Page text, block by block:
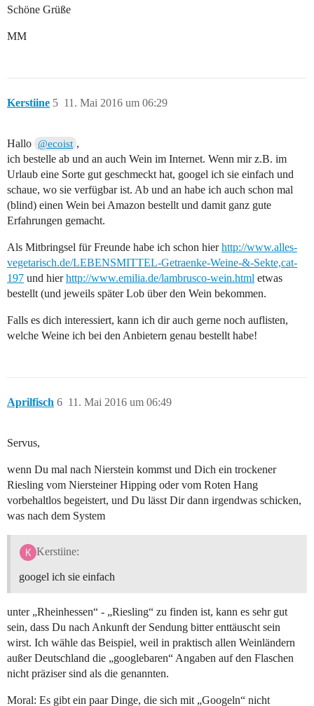
Schöne Grüße
MM
Kerstiine 11. Mai 2016 um 06:29
5
Hallo @ecoist ,
ich bestelle ab und an auch Wein im Internet. Wenn mir z.B. im
Urlaub eine Sorte gut geschmeckt hat, googel ich sie einfach und
schaue, wo sie verfügbar ist. Ab und an habe ich auch schon mal
(blind) einen Wein bei Amazon bestellt und damit ganz gute
Erfahrungen gemacht.
Als Mitbringsel für Freunde habe ich schon hierhttp://www.alles-
vegetarisch.de/LEBENSMITTEL-Getraenke-Weine-&-Sekte,cat-
197 und hierhttp://www.emilia.de/lambrusco-wein.html etwas
bestellt (und jeweils später Lob über den Wein bekommen.
Falls es dich interessiert, kann ich dir auch gerne noch auflisten,
welche Weine ich bei den Anbietern genau bestellt habe!
Aprilfisch 11. Mai 2016 um 06:49
6
Servus,
wenn Du mal nach Nierstein kommst und Dich ein trockener
Riesling vom Niersteiner Hipping oder vom Roten Hang
vorbehaltlos begeistert, und Du lässt Dir dann irgendwas schicken,
was nach dem System
Kerstiine:
googel ich sie einfach
unter „Rheinhessen“ - „Riesling“ zu finden ist, kann es sehr gut
sein, dass Du nach Ankunft der Sendung bitter enttäuscht sein
wirst. Ich wähle das Beispiel, weil in praktisch allen Weinländern
außer Deutschland die „googlebaren“ Angaben auf den Flaschen
nicht präziser sind als die genannten.
Moral: Es gibt ein paar Dinge, die sich mit „Googeln“ nicht